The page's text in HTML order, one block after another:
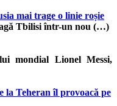
mai trage o linie roșie
Tbilisi într-un nou (…)
mondial Lionel Messi,
la Teheran îl provoacă pe